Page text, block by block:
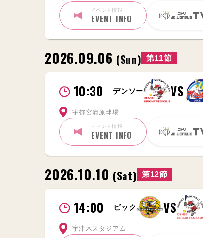
イベント情報
EVENT INFO
2026.09.06 (Sun) 第11節
10:30 デンソー VS
宇都宮清原球場
イベント情報
EVENT INFO
2026.10.10 (Sat) 第12節
14:00 ビック VS
宇津木スタジアム